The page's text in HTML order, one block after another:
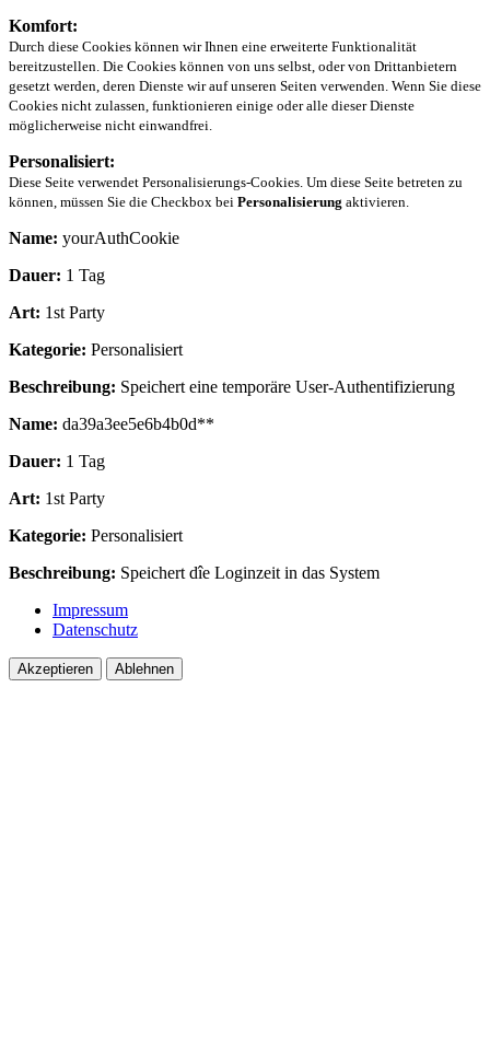
Komfort:
Durch diese Cookies können wir Ihnen eine erweiterte Funktionalität
bereitzustellen. Die Cookies können von uns selbst, oder von Drittanbietern
gesetzt werden, deren Dienste wir auf unseren Seiten verwenden. Wenn Sie diese
Cookies nicht zulassen, funktionieren einige oder alle dieser Dienste
möglicherweise nicht einwandfrei.
Personalisiert:
Diese Seite verwendet Personalisierungs-Cookies. Um diese Seite betreten zu
können, müssen Sie die Checkbox bei Personalisierung aktivieren.
Name: yourAuthCookie
Dauer: 1 Tag
Art: 1st Party
Kategorie: Personalisiert
Beschreibung: Speichert eine temporäre User-Authentifizierung
Name: da39a3ee5e6b4b0d**
Dauer: 1 Tag
Art: 1st Party
Kategorie: Personalisiert
Beschreibung: Speichert dîe Loginzeit in das System
Impressum
Datenschutz
Akzeptieren Ablehnen